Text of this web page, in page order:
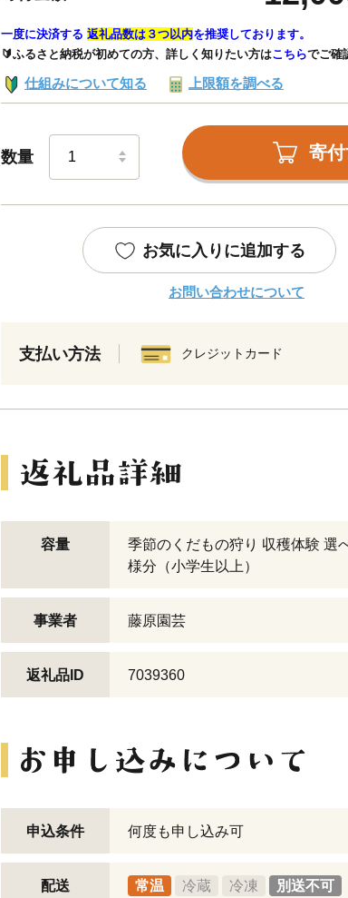
一度に決済する 返礼品数は３つ以内を推奨しております。
🔰ふるさと納税が初めての方、詳しく知りたい方はこちらでご確
仕組みについて知る 上限額を調べる
数量 寄
お気に入りに追加する
お問い合わせについて
支払い方法 クレジットカード
容量
季節のくだもの狩り 収穫体験 選
様分（小学生以上）
事業者 藤原園芸
返礼品ID 7039360
申込条件 何度も申し込み可
配送 常温 冷蔵 冷凍 別送不可